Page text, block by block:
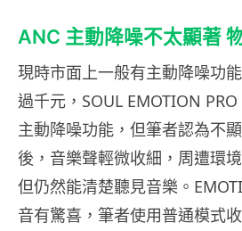
ANC 主動降噪不太顯著
現時市面上一般有主動降噪功
過千元，SOUL EMOTION
主動降噪功能，但筆者認為不
後，音樂聲輕微收細，周遭環
但仍然能清楚聽見音樂。
音有驚喜，筆者使用普通模式